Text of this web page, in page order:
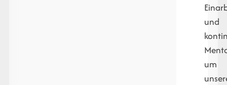
und
um